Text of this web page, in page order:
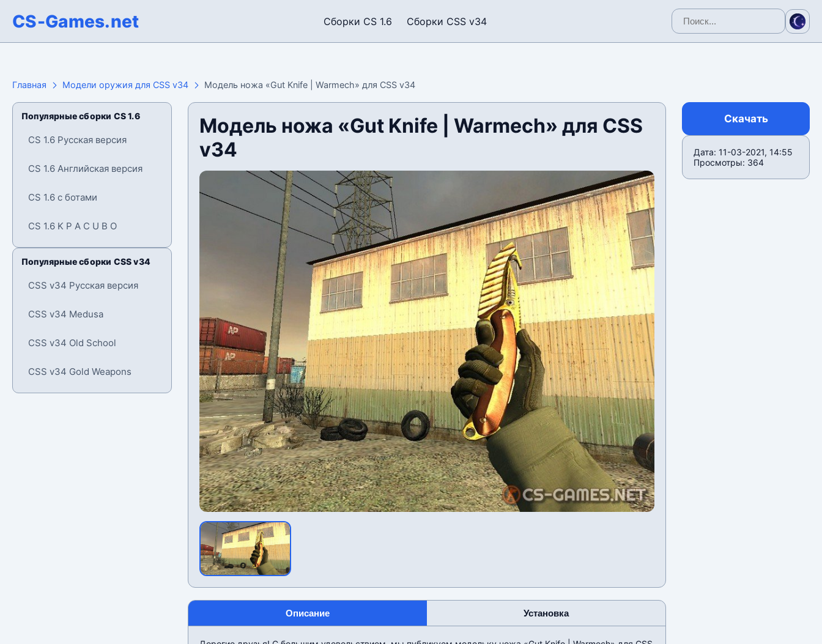
CS-Games.net Сборки CS 1.6 Сборки CSS v34
Главная Модели оружия для CSS v34 Модель ножа «Gut Knife | Warmech» для CSS v34
Популярные сборки CS 1.6
CS 1.6 Русская версия
CS 1.6 Английская версия
CS 1.6 с ботами
CS 1.6 K P A C U B O
Популярные сборки CSS v34
CSS v34 Русская версия
CSS v34 Medusa
CSS v34 Old School
CSS v34 Gold Weapons
Модель ножа «Gut Knife | Warmech» для CSS
v34
Описание Установка
Скачать
Дата: 11-03-2021, 14:55
Просмотры: 364